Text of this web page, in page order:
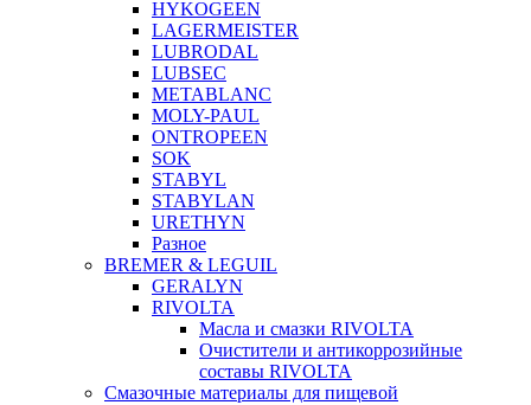
HYKOGEEN
LAGERMEISTER
LUBRODAL
LUBSEC
METABLANC
MOLY-PAUL
ONTROPEEN
SOK
STABYL
STABYLAN
URETHYN
Разное
BREMER & LEGUIL
GERALYN
RIVOLTA
Масла и смазки RIVOLTA
Очистители и антикоррозийные
составы RIVOLTA
Смазочные материалы для пищевой